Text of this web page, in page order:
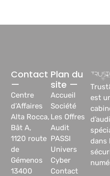
est
dans
Plan du
site —
Accueil
Société
Les Offres
Audit
PASSI
Univers
Cyber
Contact
Contact
—
Centre
d’Affaires
Alta Rocca,
Bât A,
1120 route
de
Gémenos
13400